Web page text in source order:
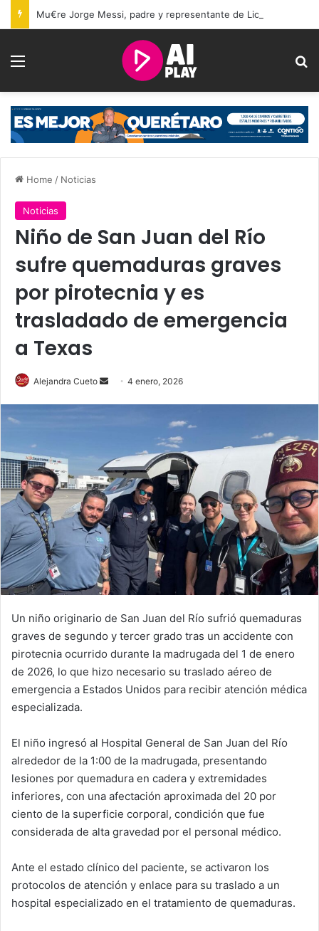
Menu
Home / Noticias
Noticias
Niño de San Juan del Río
sufre quemaduras graves
por pirotecnia y es
trasladado de emergencia
a Texas
Alejandra Cueto
Send4 enero, 2026
Un niño originario de San Juan del Río sufrió quemaduras
graves de segundo y tercer grado tras un accidente con
pirotecnia ocurrido durante la madrugada del 1 de enero
de 2026, lo que hizo necesario su traslado aéreo de
emergencia a Estados Unidos para recibir atención médica
especializada.
El niño ingresó al Hospital General de San Juan del Río
alrededor de la 1:00 de la madrugada, presentando
lesiones por quemadura en cadera y extremidades
inferiores, con una afectación aproximada del 20 por
ciento de la superficie corporal, condición que fue
considerada de alta gravedad por el personal médico.
Ante el estado clínico del paciente, se activaron los
protocolos de atención y enlace para su traslado a un
hospital especializado en el tratamiento de quemaduras.